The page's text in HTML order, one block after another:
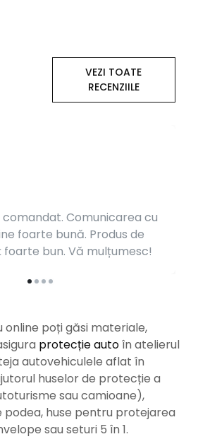
VEZI TOATE
RECENZIILE
Comunicarea cu
foarte bună. Produs de
bun. Vă mulțumesc!
online poți găsi materiale,
protecție autoîn atelierul
autovehiculele aflat în
huselor de protecție a
sau camioane),
huse pentru protejarea
sau seturi 5 în 1.